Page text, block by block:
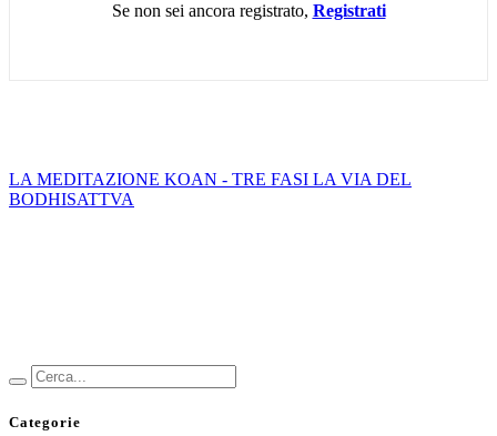
Se non sei ancora registrato, Registrati
LA MEDITAZIONE KOAN - TRE FASI LA VIA DEL
BODHISATTVA
Categorie